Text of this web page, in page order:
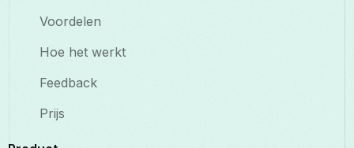
Voordelen
Hoe het werkt
Feedback
Prijs